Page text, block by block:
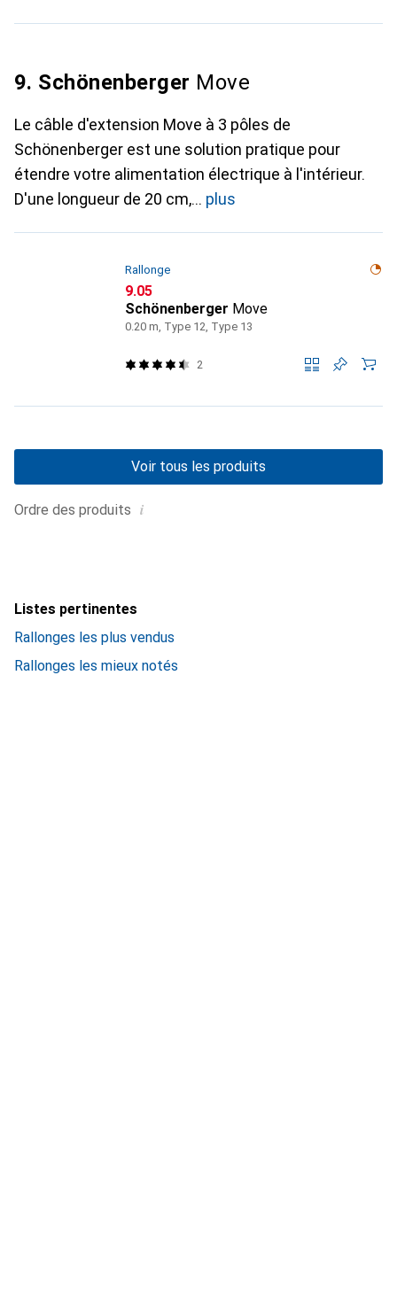
9. Schönenberger Move
Le câble d'extension Move à 3 pôles de
Schönenberger est une solution pratique pour
étendre votre alimentation électrique à l'intérieur.
D'une longueur de 20 cm,
plus
Rallonge
CHF
9.05
Schönenberger Move
0.20 m, Type 12, Type 13
2
Ordre des produits i
Voir tous les produits
Listes pertinentes
Rallonges les plus vendus
Rallonges les mieux notés